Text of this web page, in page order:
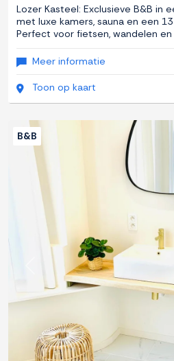
Lozer Kasteel: Exclusieve B&B in
met luxe kamers, sauna en een
Perfect voor fietsen, wandelen
Meer informatie
Toon op kaart
Previous
B&B